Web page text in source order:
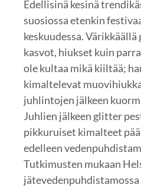
Edellisinä kesinä
suosiossa etenkin
keskuudessa.
kasvot, hiukset kuin
ole kultaa mikä kiiltää;
kimaltelevat
juhlintojen jälkeen
Juhlien jälkeen glitter
pikkuruiset kimalteet
edelleen
Tutkimusten mukaan